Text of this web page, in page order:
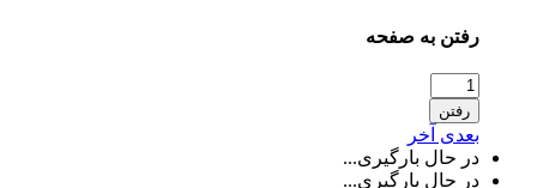
رفتن به صفحه
رفتن
بعدی آخر
در حال بارگیری...
در حال بارگیری...